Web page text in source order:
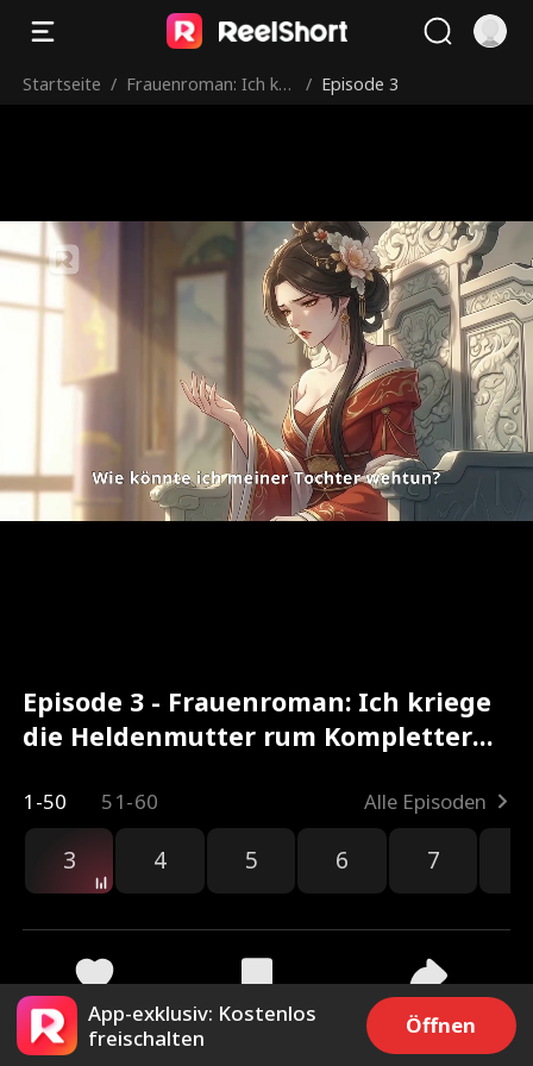
Startseite / Frauenroman: Ich kri
/ Episode 3
Episode 3 - Frauenroman: Ich kriege
die Heldenmutter rum Kompletter
1-50 51-60 Alle Episoden
3 4 5 6 7
125 413 Teilen
App-exklusiv: Kostenlos
freischalten
Öffnen